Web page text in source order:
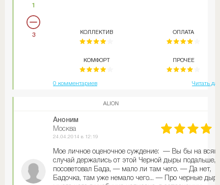
1
3 КОЛЛЕКТИВ
КОМФОРТ
ОПЛАТА
ПРОЧЕЕ
0 комментариев Читать
ALION
Аноним
Москва
24.04.2014 в 12:19
Мое личное оценочное суждение: — Вы бы на
случай держались от этой Черной дыры подальше,
посоветовал Бада, — мало ли там чего. — Да нет,
Бадочка, там уже немало чего... — Про черные